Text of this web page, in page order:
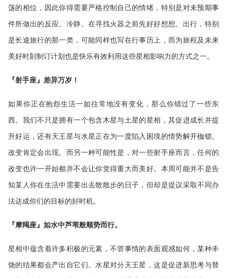
荡的相位，因此你得需要严格控制自己的情绪，特别是对未预期事
件所做出的反应。冷静。在寻找火器之前先好好想想。出行，特别
是长途旅行的那一类，可能同样也写在行事历上，而为旅程及未来
美好时刻制订计划也是快乐有效利用这些星相影响力的方式之一。
『射手座』差异万岁！
如果你正在抱怨生活一如往常地没有变化，那么你错过了一些东
西。我们不只是拥有一个包含木星与土星的星相，其促进成长并提
升好运，还有天王星与水星正在为一度陷入困境的情势解开枷锁。
改变肯定会出现。而另一种可能性是，对一些射手座而言，任何的
改变也许一开始都并不会让你觉得重大而美好。本周可能并不是告
知某人你在生活中需要出去散散步的日子，但却是提议采取不同办
法达成你们的目标的好时机。
『摩羯座』如水中芦苇般顺势而行。
星相中蕴含着许多积极的元素，不管事情的表面观感如何，某种丰
饶的结果都会产出自它们。水星对分天王星，这是促进新思考与替